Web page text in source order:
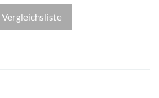
Vergleichsliste